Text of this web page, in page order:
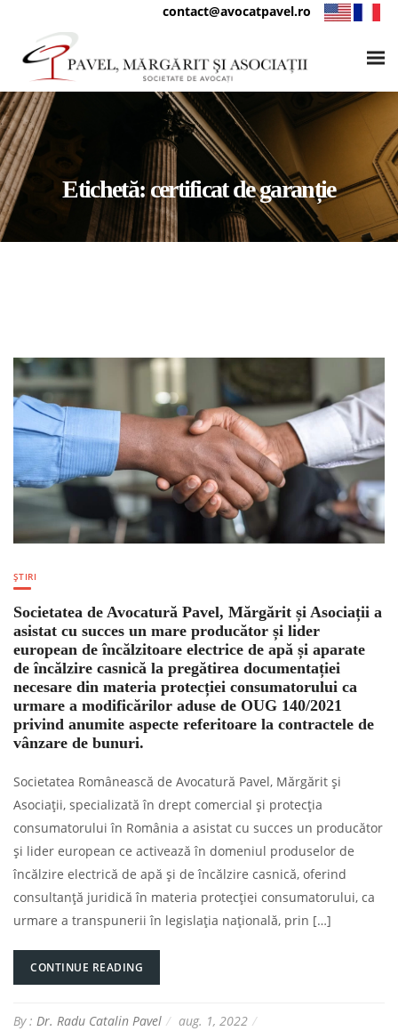
contact@avocatpavel.ro
Etichetă:certificat de garanție
ȘTIRI
Societatea de Avocatură Pavel, Mărgărit și Asociații a
asistat cu succes un mare producător și lider
european de încălzitoare electrice de apă și aparate
de încălzire casnică la pregătirea documentației
necesare din materia protecției consumatorului ca
urmare a modificărilor aduse de OUG 140/2021
privind anumite aspecte referitoare la contractele de
vânzare de bunuri.
Societatea Românească de Avocatură Pavel, Mărgărit și
Asociații, specializată în drept comercial și protecția
consumatorului în România a asistat cu succes un producător
și lider european ce activează în domeniul produselor de
încălzire electrică de apă și de încălzire casnică, oferind
consultanță juridică în materia protecției consumatorului, ca
urmare a transpunerii în legislația națională, prin […]
CONTINUE READING
By : Dr. Radu Catalin Pavel aug. 1, 2022